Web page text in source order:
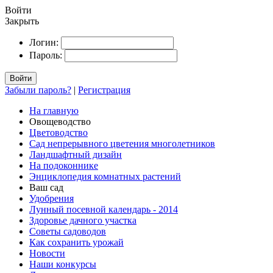
Войти
Закрыть
Логин:
Пароль:
Войти
Забыли пароль? | Регистрация
На главную
Овощеводство
Цветоводство
Сад непрерывного цветения многолетников
Ландшафтный дизайн
На подоконнике
Энциклопедия комнатных растений
Ваш сад
Удобрения
Лунный посевной календарь - 2014
Здоровье дачного участка
Советы садоводов
Как сохранить урожай
Новости
Наши конкурсы